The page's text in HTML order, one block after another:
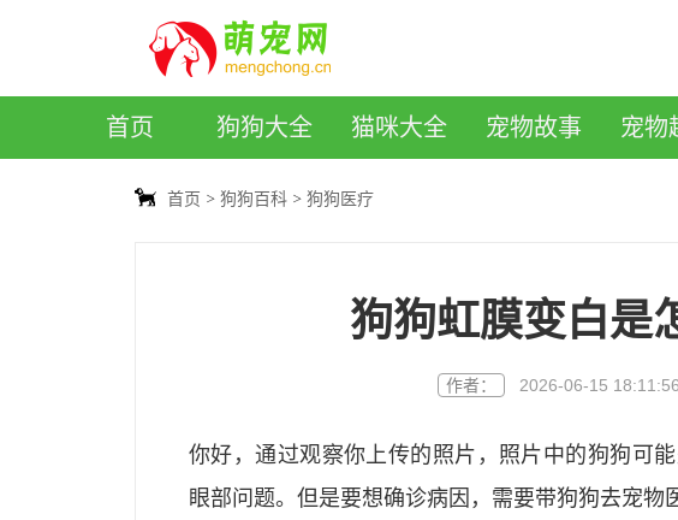
首页 狗狗大全 猫咪大全 宠物故事 宠物
首页 狗狗百科 狗狗医疗
狗狗虹膜变白是
作者： 2026-06-15 18:11:56
你好，通过观察你上传的照片，照片中的狗狗可
眼部问题。但是要想确诊病因，需要带狗狗去宠物